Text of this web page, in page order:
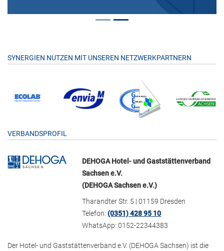
SYNERGIEN NUTZEN MIT UNSEREN NETZWERKPARTNERN
VERBANDSPROFIL
DEHOGA Hotel- und Gaststättenverband
Sachsen e.V.
(DEHOGA Sachsen e.V.)
Tharandter Str. 5 | 01159 Dresden
Telefon:(0351) 428 95 10
WhatsApp: 0152-22344383
Der Hotel- und Gaststättenverband e.V. (DEHOGA Sachsen) ist die